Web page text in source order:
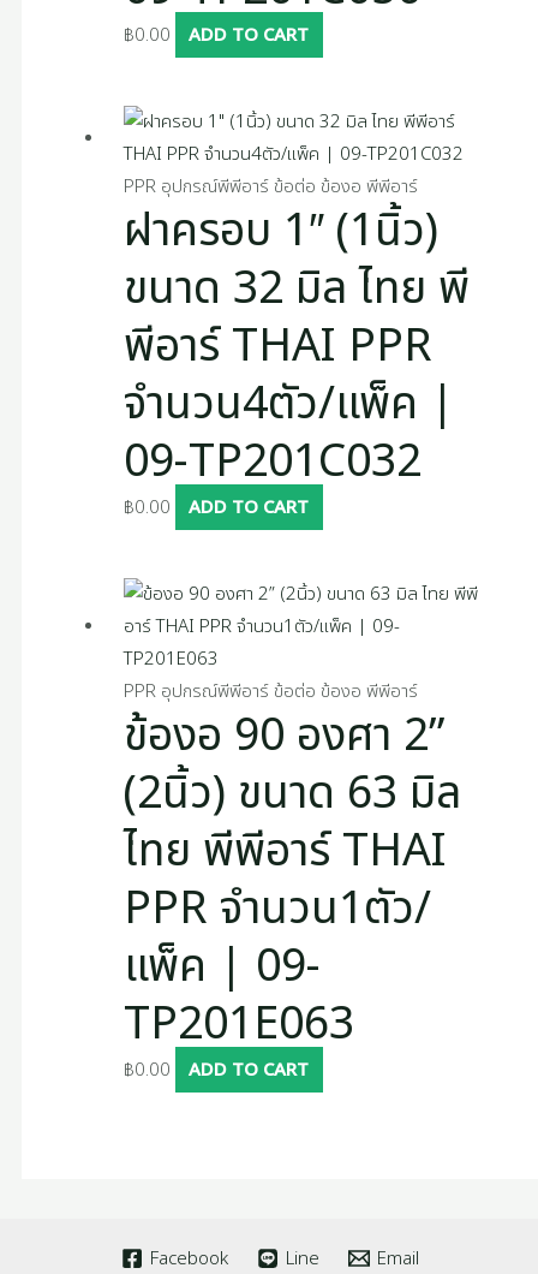
฿0.00 ADD TO CART
PPR อุปกรณ์พีพีอาร์ ข้อต่อ ข้องอ พีพีอาร์
ฝาครอบ 1″ (1นิ้ว)
ขนาด 32 มิล ไทย พี
พีอาร์ THAI PPR
จำนวน4ตัว/แพ็ค |
09-TP201C032
฿0.00 ADD TO CART
PPR อุปกรณ์พีพีอาร์ ข้อต่อ ข้องอ พีพีอาร์
ข้องอ 90 องศา 2”
(2นิ้ว) ขนาด 63 มิล
ไทย พีพีอาร์ THAI
PPR จำนวน1ตัว/
แพ็ค | 09-
TP201E063
฿0.00 ADD TO CART
Facebook Line Email